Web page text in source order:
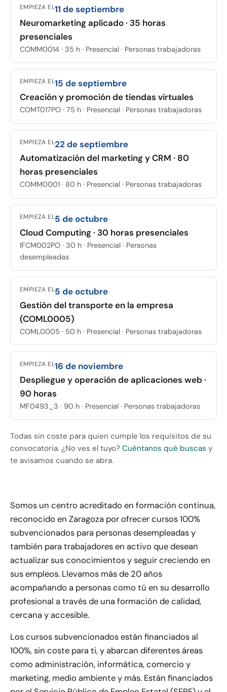
EMPIEZA EL11 de septiembre
Neuromarketing aplicado · 35 horas
presenciales
COMM0014 · 35 h · Presencial · Personas trabajadoras
EMPIEZA EL15 de septiembre
Creación y promoción de tiendas virtuales
COMT017PO · 75 h · Presencial · Personas trabajadoras
EMPIEZA EL22 de septiembre
Automatización del marketing y CRM · 80
horas presenciales
COMM0001 · 80 h · Presencial · Personas trabajadoras
EMPIEZA EL5 de octubre
Cloud Computing · 30 horas presenciales
IFCM002PO · 30 h · Presencial · Personas
desempleadas
EMPIEZA EL5 de octubre
Gestión del transporte en la empresa
(COML0005)
COML0005 · 50 h · Presencial · Personas trabajadoras
EMPIEZA EL16 de noviembre
Despliegue y operación de aplicaciones web ·
90 horas
MF0493_3 · 90 h · Presencial · Personas trabajadoras
Todas sin coste para quien cumple los requisitos de su
convocatoria. ¿No ves el tuyo? Cuéntanos qué buscas y
te avisamos cuando se abra.
Somos un centro acreditado en formación continua,
reconocido en Zaragoza por ofrecer cursos 100%
subvencionados para personas desempleadas y
también para trabajadores en activo que desean
actualizar sus conocimientos y seguir creciendo en
sus empleos. Llevamos más de 20 años
acompañando a personas como tú en su desarrollo
profesional a través de una formación de calidad,
cercana y accesible.
Los cursos subvencionados están financiados al
100%, sin coste para ti, y abarcan diferentes áreas
como administración, informática, comercio y
marketing, medio ambiente y más. Están financiados